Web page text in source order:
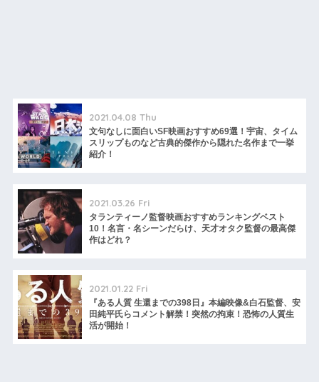
2021.04.08 Thu
文句なしに面白いSF映画おすすめ69選！宇宙、タイム
スリップものなど古典的傑作から隠れた名作まで一挙
紹介！
2021.03.26 Fri
タランティーノ監督映画おすすめランキングベスト
10！名言・名シーンだらけ、天才オタク監督の最高傑
作はどれ？
2021.01.22 Fri
『ある人質 生還までの398日』本編映像&白石監督、安
田純平氏らコメント解禁！突然の拘束！恐怖の人質生
活が開始！